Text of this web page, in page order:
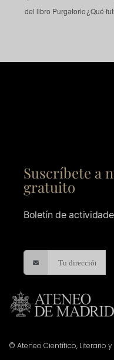
del libro Purgatorio¿Qué
Suscríbete a
gratuito
Boletín de
© Ateneo Científico, Literario